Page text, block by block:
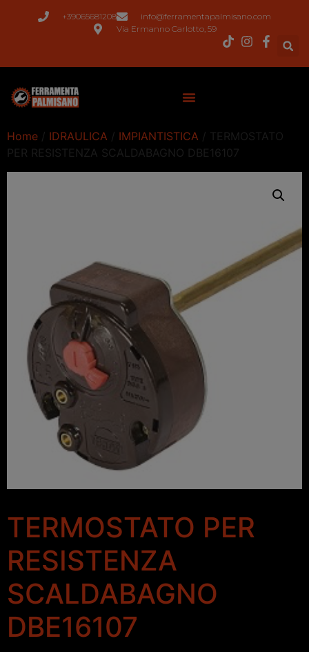
+39065681208
info@ferramentapalmisano.com
Via Ermanno Carlotto, 59
Home / IDRAULICA / IMPIANTISTICA / TERMOSTATO
PER RESISTENZA SCALDABAGNO DBE16107
TERMOSTATO PER
RESISTENZA
SCALDABAGNO
DBE16107